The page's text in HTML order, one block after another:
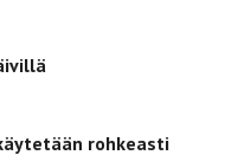
rohkeasti